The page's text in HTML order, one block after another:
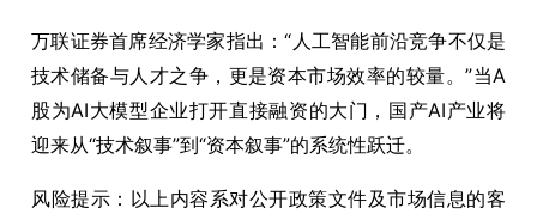
万联证券首席经济学家指出：“人工智能前沿竞争不仅是
技术储备与人才之争，更是资本市场效率的较量。”当A
股为AI大模型企业打开直接融资的大门，国产AI产业将
迎来从“技术叙事”到“资本叙事”的系统性跃迁。
风险提示：以上内容系对公开政策文件及市场信息的客